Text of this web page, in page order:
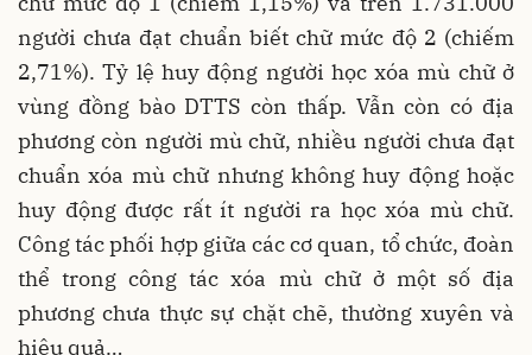
người chưa đạt chuẩn biết chữ mức độ 2 (chiếm
2,71%). Tỷ lệ huy động người học xóa mù chữ ở
vùng đồng bào DTTS còn thấp. Vẫn còn có địa
phương còn người mù chữ, nhiều người chưa đạt
chuẩn xóa mù chữ nhưng không huy động hoặc
huy động được rất ít người ra học xóa mù chữ.
Công tác phối hợp giữa các cơ quan, tổ chức, đoàn
thể trong công tác xóa mù chữ ở một số địa
phương chưa thực sự chặt chẽ, thường xuyên và
hiệu quả…